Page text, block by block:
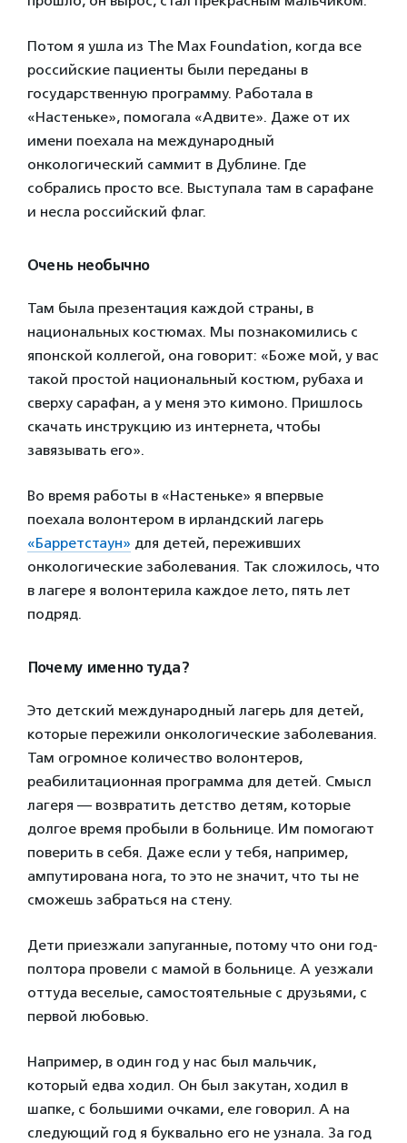
Потом я ушла из The Max Foundation, когда все
российские пациенты были переданы в
государственную программу. Работала в
«Настеньке», помогала «Адвите». Даже от их
имени поехала на международный
онкологический саммит в Дублине. Где
собрались просто все. Выступала там в сарафане
и несла российский флаг.
Очень необычно
Там была презентация каждой страны, в
национальных костюмах. Мы познакомились с
японской коллегой, она говорит: «Боже мой, у вас
такой простой национальный костюм, рубаха и
сверху сарафан, а у меня это кимоно. Пришлось
скачать инструкцию из интернета, чтобы
завязывать его».
Во время работы в «Настеньке» я впервые
поехала волонтером в ирландский лагерь
«Барретстаун» для детей, переживших
онкологические заболевания. Так сложилось, что
в лагере я волонтерила каждое лето, пять лет
подряд.
Почему именно туда?
Это детский международный лагерь для детей,
которые пережили онкологические заболевания.
Там огромное количество волонтеров,
реабилитационная программа для детей. Смысл
лагеря — возвратить детство детям, которые
долгое время пробыли в больнице. Им помогают
поверить в себя. Даже если у тебя, например,
ампутирована нога, то это не значит, что ты не
сможешь забраться на стену.
Дети приезжали запуганные, потому что они год-
полтора провели с мамой в больнице. А уезжали
оттуда веселые, самостоятельные с друзьями, с
первой любовью.
Например, в один год у нас был мальчик,
который едва ходил. Он был закутан, ходил в
шапке, с большими очками, еле говорил. А на
следующий год я буквально его не узнала. За год